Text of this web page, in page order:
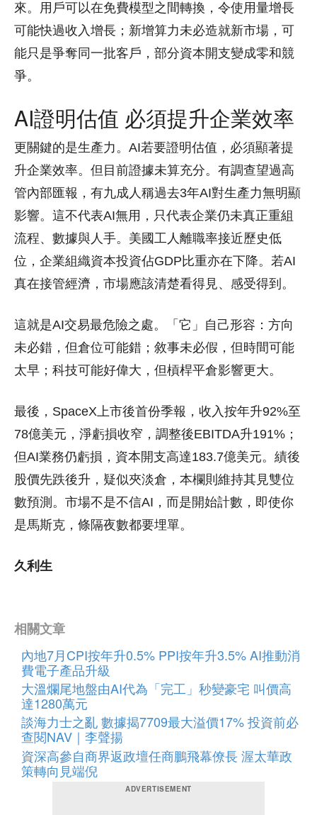
來。用戶可以在免費模型之間轉換，令使用量增長
可能快過收入增長；新增算力未必造就新市場，可
能只是爭奪同一批客戶，部分資本開支變成零和競
爭。
AI證明估值 必須提升企業效率
更關鍵的是生產力。AI若要證明估值，必須顯著提
升企業效率。但目前證據未算充分。有調查望過高
管內部匯報，有九成人稱過去3年AI對生產力無明顯
影響。這不代表AI無用，只代表企業仍未真正重組
流程、數據與人手。美國工人離職率接近歷史低
位，企業組織資本投資佔GDP比重亦在下降。若AI
真在接管經濟，市場應該清楚看得見、感受得到。
這就是AI交易最危險之處。「它」自己形容：方向
未必錯，但倉位可能錯；敘事未必假，但時間可能
太早；科技可能好偉大，但槓桿平倉影響更大。
最後，SpaceX上市後首份季報，收入按年升92%至
78億美元，淨虧損收窄，調整後EBITDA升191%；
但AI業務仍虧損，資本開支高達183.7億美元。績後
股價先跌後升，疑似夾淡倉，本欄則維持其見雙位
數預測。市場不是不信AI，而是開始計數，即使你
是馬斯克，條隔夜數都要埋單。
久利生
相關文章
內地7月CPI按年升0.5% PPI按年升3.5% AI推動消
費電子產品升級
大溫爛尾地盤由AI代為「完工」秒變豪宅 叫價高
達1280萬元
談海力士之亂 數據揭7709最大溢價17% 投資前必
查閱NAV｜李聲揚
資深高參自商界返政壇任商鵬飛幕僚長 渥太華政
策轉向見端倪